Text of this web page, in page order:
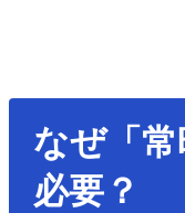
なぜ「
必要？